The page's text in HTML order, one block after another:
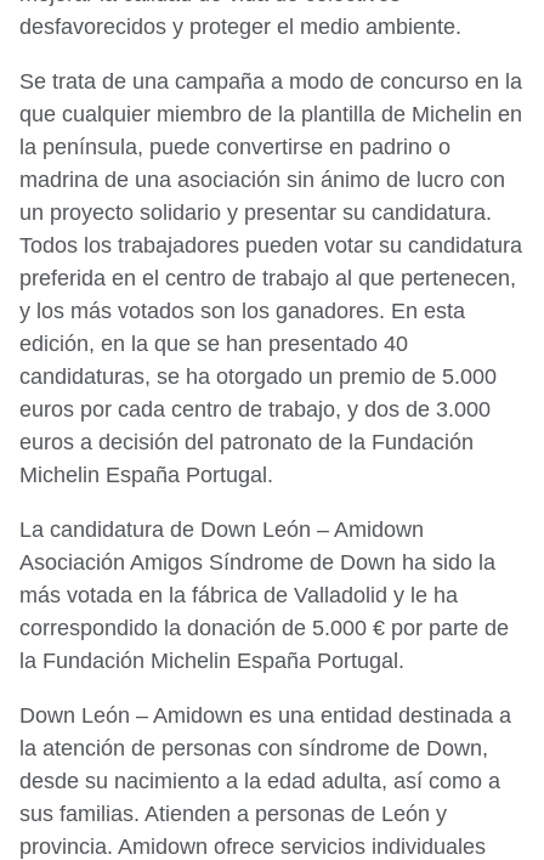
desfavorecidos y proteger el medio ambiente.
Se trata de una campaña a modo de concurso en la
que cualquier miembro de la plantilla de Michelin en
la península, puede convertirse en padrino o
madrina de una asociación sin ánimo de lucro con
un proyecto solidario y presentar su candidatura.
Todos los trabajadores pueden votar su candidatura
preferida en el centro de trabajo al que pertenecen,
y los más votados son los ganadores. En esta
edición, en la que se han presentado 40
candidaturas, se ha otorgado un premio de 5.000
euros por cada centro de trabajo, y dos de 3.000
euros a decisión del patronato de la Fundación
Michelin España Portugal.
La candidatura de Down León – Amidown
Asociación Amigos Síndrome de Down ha sido la
más votada en la fábrica de Valladolid y le ha
correspondido la donación de 5.000 € por parte de
la Fundación Michelin España Portugal.
Down León – Amidown es una entidad destinada a
la atención de personas con síndrome de Down,
desde su nacimiento a la edad adulta, así como a
sus familias. Atienden a personas de León y
provincia. Amidown ofrece servicios individuales